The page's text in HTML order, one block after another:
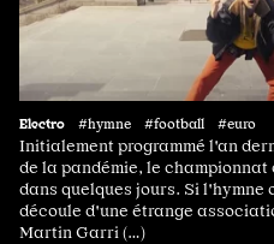
Electro #hymne #football #euro
Initialement programmé l'an
de la pandémie, le
dans quelques jours. Si l'hymne
découle d'une étrange
Martin Garri (…)